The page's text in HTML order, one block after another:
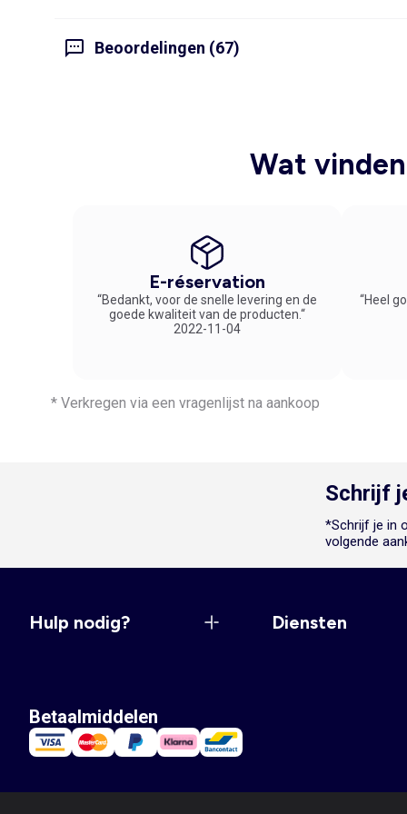
Beoordelingen (67)
Wat
E-réservation
“Bedankt, voor de snelle levering en de
goede kwaliteit van de producten.“
2022-11-04
“Heel
* Verkregen via een vragenlijst na aankoop
Schrijf
*Schrijf je in
volgende
Hulp nodig? Diensten
Betaalmiddelen